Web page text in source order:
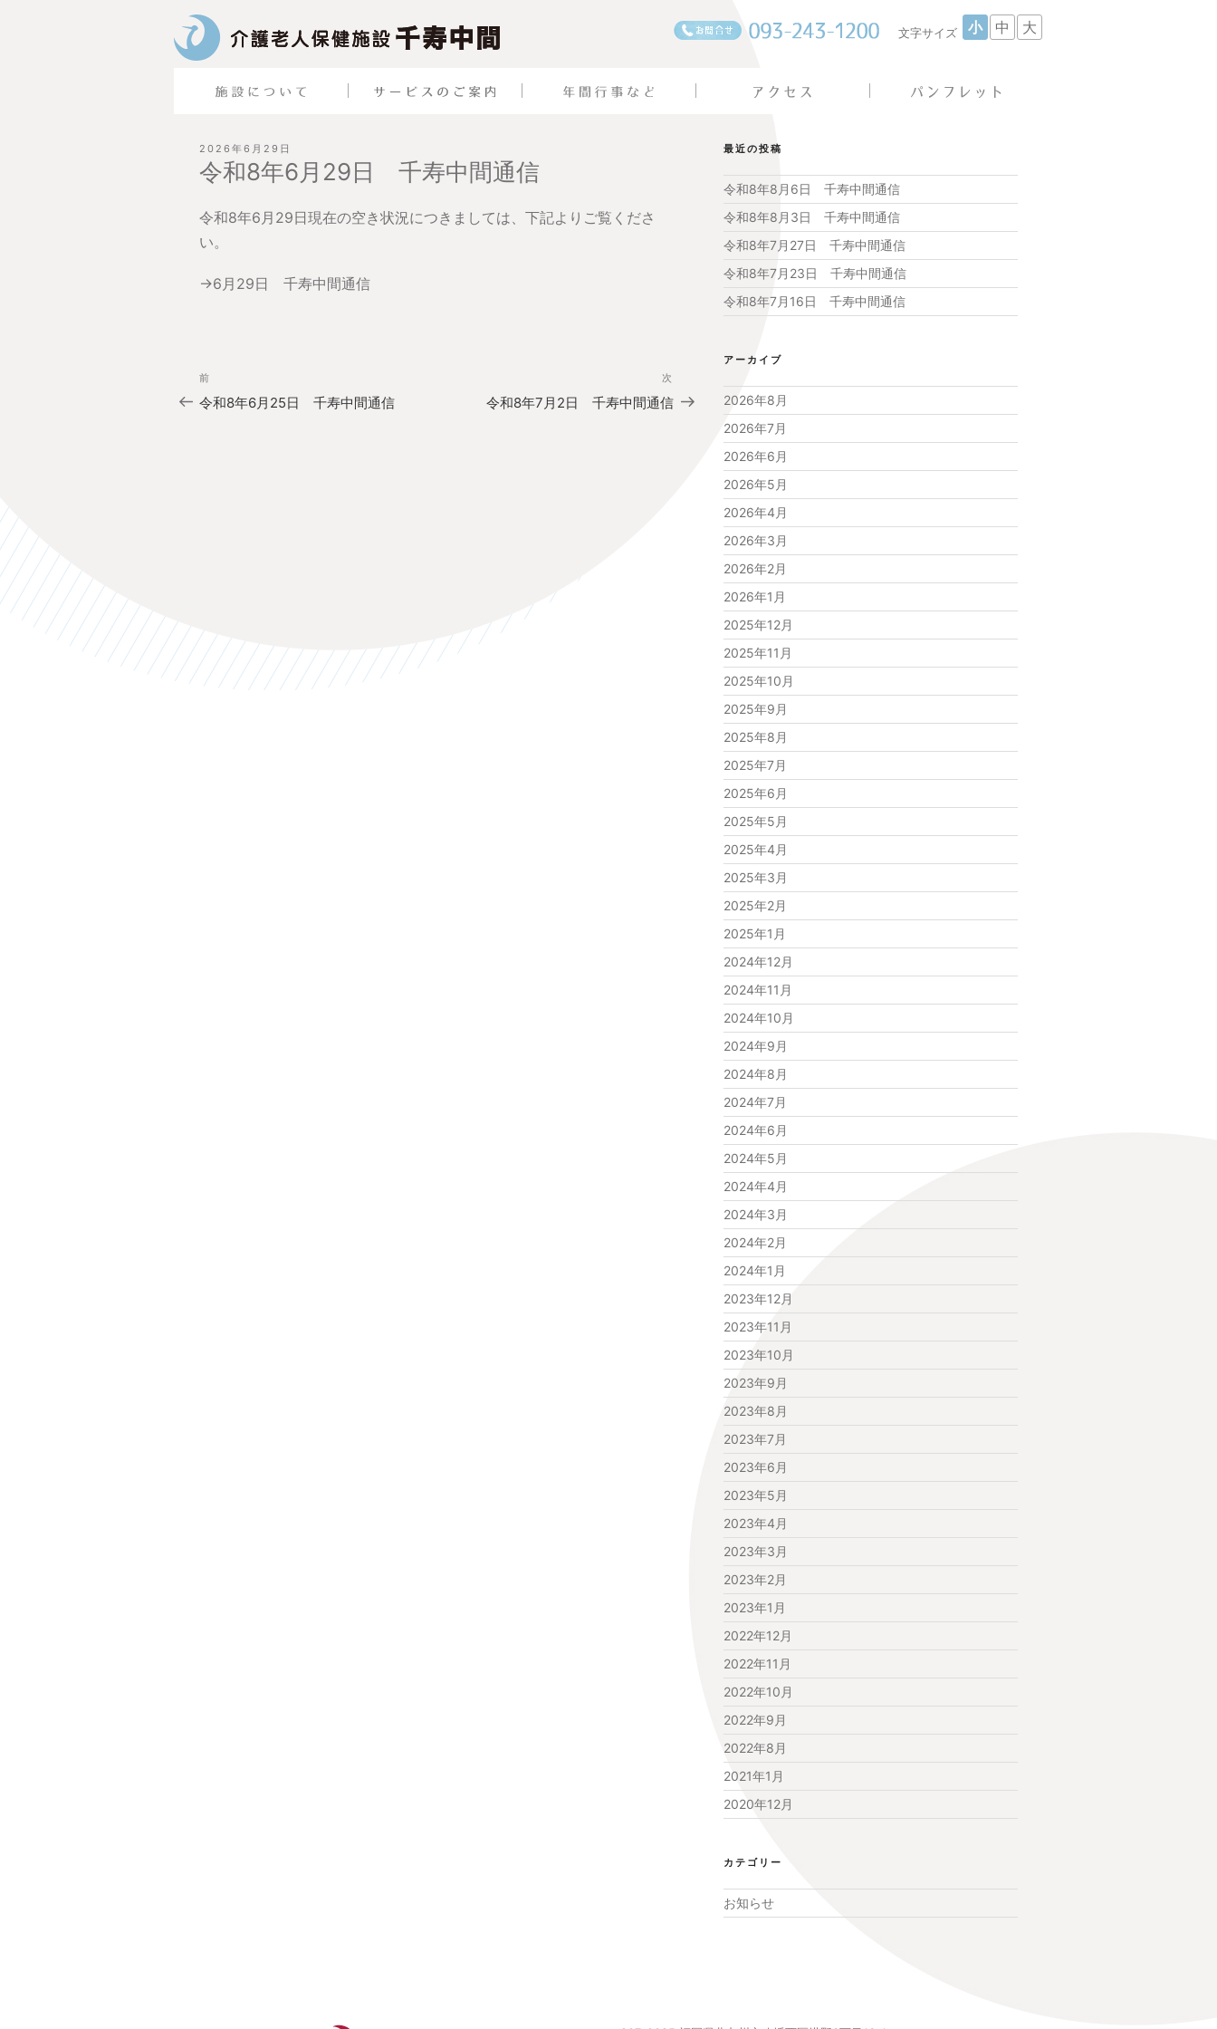
文字サイズ 小 中 大
投
稿
日:
2026年6月29日
令和8年6月29日 千寿中間通信
令和8年6月29日現在の空き状況につきましては、下記よりご覧くださ
い。
→6月29日 千寿中間通信
稿
ナ
過
去
の
前
令和8年6月25日 千寿中間通信
の
次
令和8年7月2日 千寿中間通信
最近の投稿
令和8年8月6日 千寿中間通信
令和8年8月3日 千寿中間通信
令和8年7月27日 千寿中間通信
令和8年7月23日 千寿中間通信
令和8年7月16日 千寿中間通信
アーカイブ
2026年8月
2026年7月
2026年6月
2026年5月
2026年4月
2026年3月
2026年2月
2026年1月
2025年12月
2025年11月
2025年10月
2025年9月
2025年8月
2025年7月
2025年6月
2025年5月
2025年4月
2025年3月
2025年2月
2025年1月
2024年12月
2024年11月
2024年10月
2024年9月
2024年8月
2024年7月
2024年6月
2024年5月
2024年4月
2024年3月
2024年2月
2024年1月
2023年12月
2023年11月
2023年10月
2023年9月
2023年8月
2023年7月
2023年6月
2023年5月
2023年4月
2023年3月
2023年2月
2023年1月
2022年12月
2022年11月
2022年10月
2022年9月
2022年8月
2021年1月
2020年12月
カテゴリー
お知らせ